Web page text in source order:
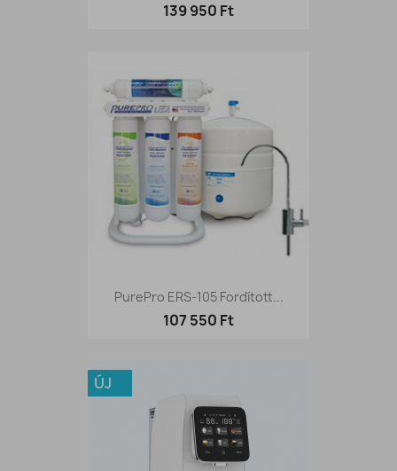
139 950 Ft
PurePro ERS-105 Fordított...
107 550 Ft
ÚJ